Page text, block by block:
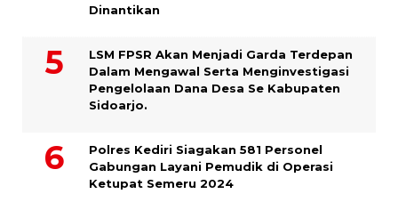
Dinantikan
LSM FPSR Akan Menjadi Garda Terdepan
Dalam Mengawal Serta Menginvestigasi
Pengelolaan Dana Desa Se Kabupaten
Sidoarjo.
Polres Kediri Siagakan 581 Personel
Gabungan Layani Pemudik di Operasi
Ketupat Semeru 2024